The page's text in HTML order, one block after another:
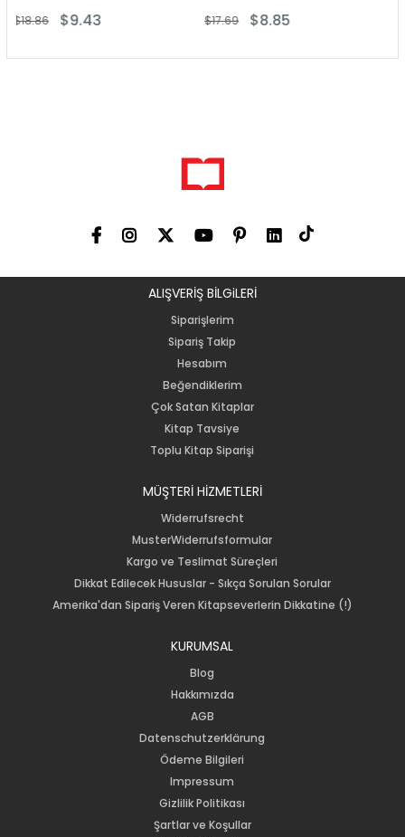
$8.85
ALIŞVERİŞ BİLGiLERİ
Siparişlerim
Sipariş Takip
Hesabım
Beğendiklerim
Çok Satan Kitaplar
Kitap Tavsiye
Toplu Kitap Siparişi
MÜŞTERİ HİZMETLERİ
Widerrufsrecht
MusterWiderrufsformular
Kargo ve Teslimat Süreçleri
Dikkat Edilecek Hususlar - Sıkça Sorulan Sorular
Amerika'dan Sipariş Veren Kitapseverlerin Dikkatine (!)
KURUMSAL
Blog
Hakkımızda
AGB
Datenschutzerklärung
Ödeme Bilgileri
Impressum
Gizlilik Politikası
Şartlar ve Koşullar